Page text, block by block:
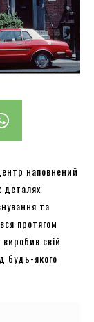
наповнений
деталях
та
протягом
виробив свій
будь-якого